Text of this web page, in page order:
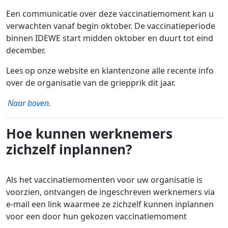
Een communicatie over deze vaccinatiemoment kan u
verwachten vanaf begin oktober. De vaccinatieperiode
binnen IDEWE start midden oktober en duurt tot eind
december.
Lees op onze website en klantenzone alle recente info
over de organisatie van de griepprik dit jaar.
Naar boven.
Hoe kunnen werknemers
zichzelf inplannen?
Als het vaccinatiemomenten voor uw organisatie is
voorzien, ontvangen de ingeschreven werknemers via
e-mail een link waarmee ze zichzelf kunnen inplannen
voor een door hun gekozen vaccinatiemoment